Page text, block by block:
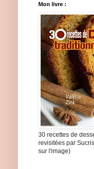
Mon livre :
30 recettes de
revisitées par
sur l'image)